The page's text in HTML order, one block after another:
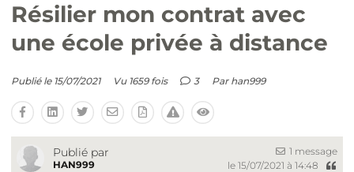
Résilier mon contrat avec
une école privée à distance
Publié le 15/07/2021 Vu 1659 fois 3 Par han999
Publié par
HAN999
1 message
le 15/07/2021 à 14:48